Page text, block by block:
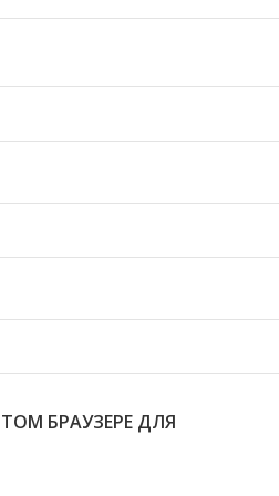
БРАУЗЕРЕ ДЛЯ